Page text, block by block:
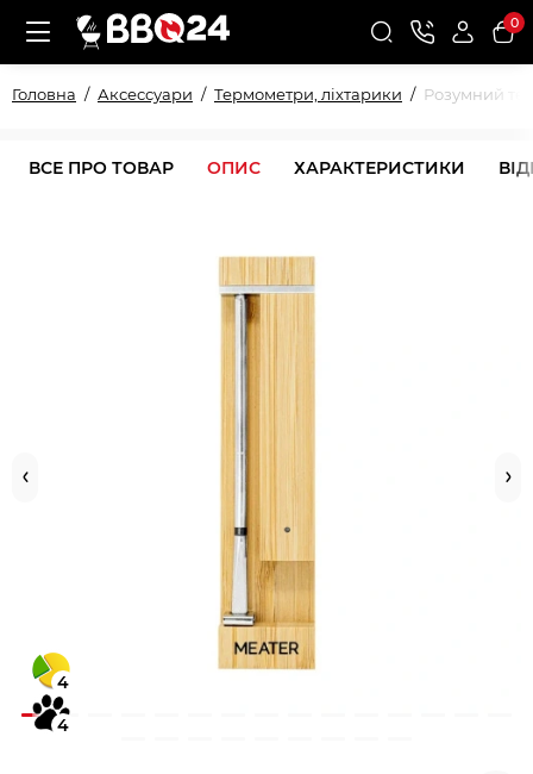
0
Головна Аксессуари Термометри, ліхтарики Розумний
ВСЕ ПРО ТОВАР ОПИС ХАРАКТЕРИСТИКИ
4
4